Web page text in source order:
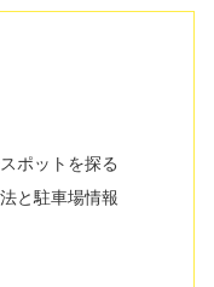
ポットを探る
と駐車場情報